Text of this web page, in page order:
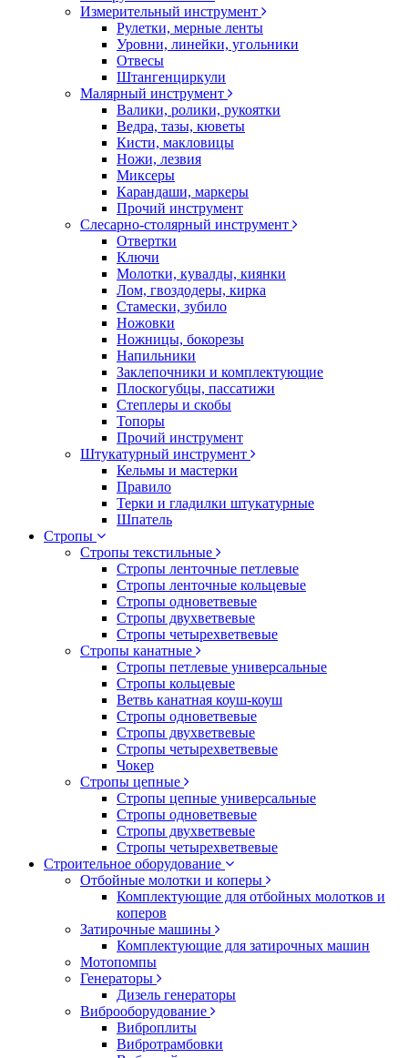
Измерительный инструмент
Рулетки, мерные ленты
Уровни, линейки, угольники
Отвесы
Штангенциркули
Малярный инструмент
Валики, ролики, рукоятки
Ведра, тазы, кюветы
Кисти, макловицы
Ножи, лезвия
Миксеры
Карандаши, маркеры
Прочий инструмент
Слесарно-столярный инструмент
Отвертки
Ключи
Молотки, кувалды, киянки
Лом, гвоздодеры, кирка
Стамески, зубило
Ножовки
Ножницы, бокорезы
Напильники
Заклепочники и комплектующие
Плоскогубцы, пассатижи
Степлеры и скобы
Топоры
Прочий инструмент
Штукатурный инструмент
Кельмы и мастерки
Правило
Терки и гладилки штукатурные
Шпатель
Стропы
Стропы текстильные
Стропы ленточные петлевые
Стропы ленточные кольцевые
Стропы одноветвевые
Стропы двухветвевые
Стропы четырехветвевые
Стропы канатные
Стропы петлевые универсальные
Стропы кольцевые
Ветвь канатная коуш-коуш
Стропы одноветвевые
Стропы двухветвевые
Стропы четырехветвевые
Чокер
Стропы цепные
Стропы цепные универсальные
Стропы одноветвевые
Стропы двухветвевые
Стропы четырехветвевые
Строительное оборудование
Отбойные молотки и коперы
Комплектующие для отбойных молотков и
коперов
Затирочные машины
Комплектующие для затирочных машин
Мотопомпы
Генераторы
Дизель генераторы
Виброоборудование
Виброплиты
Вибротрамбовки